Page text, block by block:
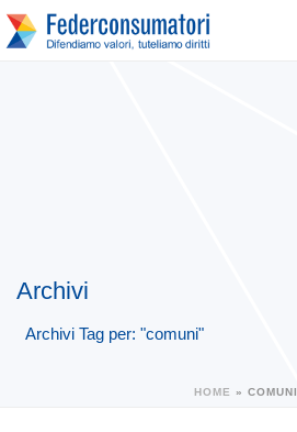
Archivi
Archivi Tag per: "comuni"
HOME » COMUNI